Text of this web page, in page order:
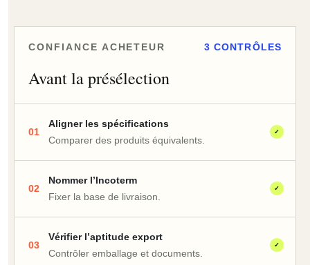
CONFIANCE ACHETEUR 3 CONTRÔLES
Avant la présélection
01
Aligner les spécifications
Comparer des produits équivalents.
✓
02
Nommer l’Incoterm
Fixer la base de livraison.
✓
03
Vérifier l’aptitude export
Contrôler emballage et documents.
✓